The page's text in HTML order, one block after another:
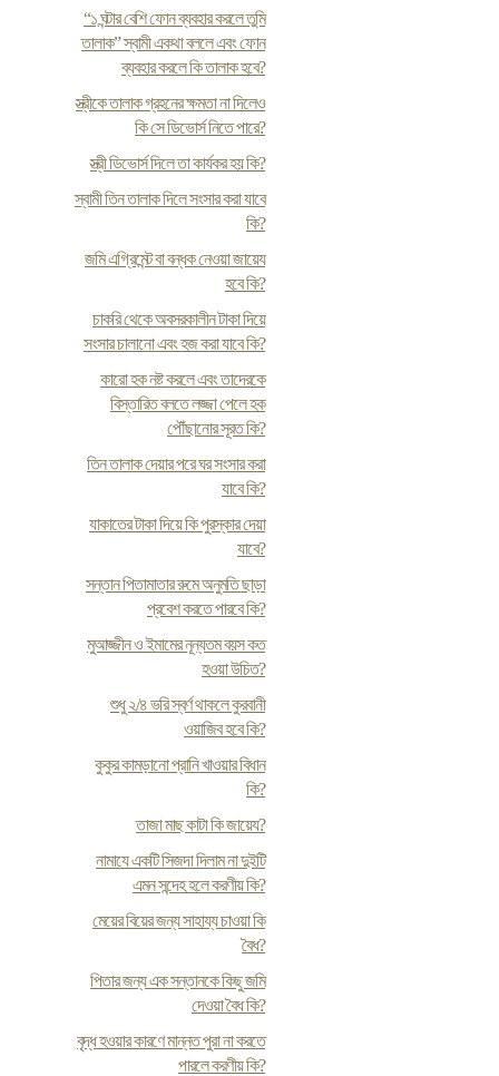
“১ ঘন্টার বেশি ফোন ব্যবহার করলে তুমি
তালাক” স্বামী একথা বললে এবং ফোন
ব্যবহার করলে কি তালাক হবে?
স্ত্রীকে তালাক গ্রহনের ক্ষমতা না দিলেও
কি সে ডিভোর্স নিতে পারে?
স্ত্রী ডিভোর্স দিলে তা কার্যকর হয় কি?
স্বামী তিন তালাক দিলে সংসার করা যাবে
কি?
জমি এগ্রিমেন্ট বা বন্ধক নেওয়া জায়েয
হবে কি?
চাকরি থেকে অবসরকালীন টাকা দিয়ে
সংসার চালানো এবং হজ করা যাবে কি?
কারো হক নষ্ট করলে এবং তাদেরকে
বিস্তারিত বলতে লজ্জা পেলে হক
পৌঁছানোর সূরত কি?
তিন তালাক দেয়ার পরে ঘর সংসার করা
যাবে কি?
যাকাতের টাকা দিয়ে কি পুরস্কার দেয়া
যাবে?
সন্তান পিতামাতার রুমে অনুমতি ছাড়া
প্রবেশ করতে পারবে কি?
মুআজ্জীন ও ইমামের নূন্যতম বয়স কত
হওয়া উচিত?
শুধু ২/৪ ভরি স্বর্ণ থাকলে কুরবানী
ওয়াজিব হবে কি?
কুকুর কামড়ানো প্রানি খাওয়ার বিধান
কি?
তাজা মাছ কাটা কি জায়েয?
নামাযে একটি সিজদা দিলাম না দুইটি
এমন সন্দেহ হলে করণীয় কি?
মেয়ের বিয়ের জন্য সাহায্য চাওয়া কি
বৈধ?
পিতার জন্য এক সন্তানকে কিছু জমি
দেওয়া বৈধ কি?
বৃদ্ধ হওয়ার কারণে মান্নত পুরা না করতে
পারলে করণীয় কি?